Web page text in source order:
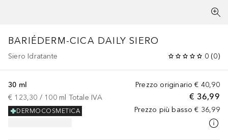
BARIÉDERM-CICA DAILY SIERO
Siero Idratante 0 (0)
Prezzo originario € 40,90
€ 36,99
Prezzo più basso € 36,99
30 ml
€ 123,30 / 100 ml Totale IVA
DERMOCOSMETICA